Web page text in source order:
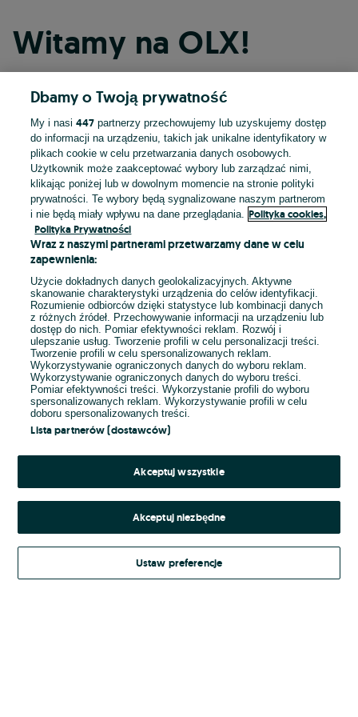
Witamy na OLX!
Kontynuuj przez Facebooka
Kontynuuj przez konto Apple
Kontynuuj przez konto Google
LUB
E-mail
Hasło
Kontynuując za pośrednictwem jednego z dostawców wskazanych powyżej,
Regulamin serwisu OLX.pl w jego aktualnym brzmieniu.
Dbamy o Twoją prywatność
My i nasi447 partnerzy przechowujemy lub uzyskujemy dostęp
do informacji na urządzeniu, takich jak unikalne identyfikatory w
plikach cookie w celu przetwarzania danych osobowych.
Użytkownik może zaakceptować wybory lub zarządzać nimi,
klikając poniżej lub w dowolnym momencie na stronie polityki
prywatności. Te wybory będą sygnalizowane naszym partnerom
i nie będą miały wpływu na dane przeglądania.
Polityka cookies,
Polityka Prywatności
Wraz z naszymi partnerami przetwarzamy dane w celu
zapewnienia:
Użycie dokładnych danych geolokalizacyjnych. Aktywne
skanowanie charakterystyki urządzenia do celów identyfikacji.
Rozumienie odbiorców dzięki statystyce lub kombinacji danych
z różnych źródeł. Przechowywanie informacji na urządzeniu lub
dostęp do nich. Pomiar efektywności reklam. Rozwój i
ulepszanie usług. Tworzenie profili w celu personalizacji treści.
Tworzenie profili w celu spersonalizowanych reklam.
Wykorzystywanie ograniczonych danych do wyboru reklam.
Wykorzystywanie ograniczonych danych do wyboru treści.
Pomiar efektywności treści. Wykorzystanie profili do wyboru
spersonalizowanych reklam. Wykorzystywanie profili w celu
doboru spersonalizowanych treści.
Lista partnerów (dostawców)
Akceptuj wszystkie
Akceptuj niezbędne
Ustaw preferencje